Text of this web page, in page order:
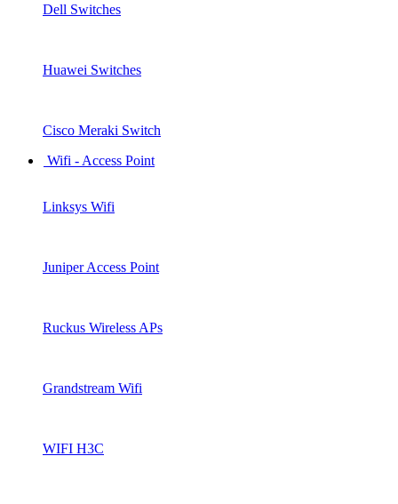
Dell Switches
Huawei Switches
Cisco Meraki Switch
Wifi - Access Point
Linksys Wifi
Juniper Access Point
Ruckus Wireless APs
Grandstream Wifi
WIFI H3C